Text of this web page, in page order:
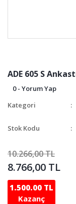
ADE 605 S
0 - Yorum Yap
Kategori
Stok Kodu
10.266,00 TL
8.766,00 TL
Kazanç
1.500.00 TL